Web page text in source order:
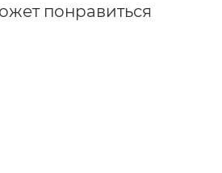
понравиться